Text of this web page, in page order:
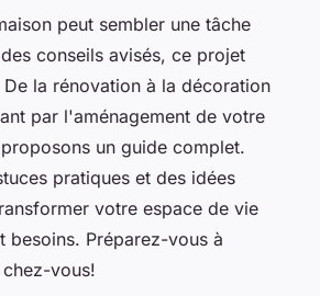
peut sembler une tâche
conseils avisés, ce projet
la rénovation à la décoration
par l'aménagement de votre
un guide complet.
pratiques et des idées
votre espace de vie
besoins. Préparez-vous à
vous!